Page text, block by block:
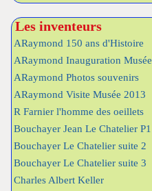
Les inventeurs
ARaymond 150 ans d'Histoire
ARaymond Inauguration Musée
ARaymond Photos souvenirs
ARaymond Visite Musée 2013
R Farnier l'homme des oeillets
Bouchayer Jean Le Chatelier P1
Bouchayer Le Chatelier suite 2
Bouchayer Le Chatelier suite 3
Charles Albert Keller